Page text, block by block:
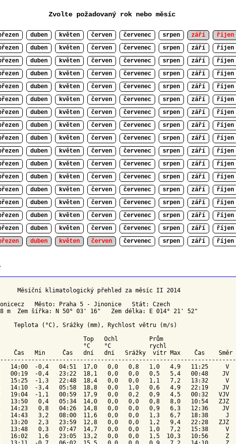
Zvolte požadovaný rok nebo měsíc
duben květen červen červenec srpen září říjen
duben květen červen červenec srpen září říjen
duben květen červen červenec srpen září říjen
duben květen červen červenec srpen září říjen
duben květen červen červenec srpen září říjen
duben květen červen červenec srpen září říjen
duben květen červen červenec srpen září říjen
duben květen červen červenec srpen září říjen
duben květen červen červenec srpen září říjen
duben květen červen červenec srpen září říjen
duben květen červen červenec srpen září říjen
duben květen červen červenec srpen září říjen
duben květen červen červenec srpen září říjen
duben květen červen červenec srpen září říjen
duben květen červen červenec srpen září říjen
duben květen červen červenec srpen září říjen
duben květen červen červenec srpen září říjen
Měsíční klimatologický přehled za měsíc II 2014
Město: Praha 5 - Jinonice   Stát: Czech
m  Zem šířka: N 50° 03' 16"   Zem délka: E 014° 21' 52"
Teplota (°C), Srážky (mm), Rychlost větru (m/s)
Top
Ochl
        Prům
°C    °C
rychl
Čas   Min     Čas   dní   dní   Srážky  vítr Max    Čas Směr
14:00  -0,4   04:51  17,0   0,0   0,8   1,0   4,9   11:25     V
00:19  -0,4   23:22  18,1   0,0   0,0   0,5   5,4   00:48    JV
15:25  -1,3   22:48  18,4   0,0   0,0   1,1   7,2   13:32     V
14:10  -3,4   05:58  18,8   0,0   1,0   0,6   4,9   22:19    JV
19:04  -1,1   00:59  17,9   0,0   0,2   0,9   4,5   00:32   VJV
13:50   0,4   05:34  14,0   0,0   0,0   0,8   8,0   10:54   ZJZ
14:23   0,8   04:26  14,8   0,0   0,0   0,9   6,3   12:36    JV
14:43   3,2   08:00  11,6   0,0   0,0   1,3   6,7   18:38     J
13:20   2,3   23:59  12,8   0,0   0,0   1,2   9,4   22:28   ZJZ
13:48   0,3   07:47  14,7   0,0   0,0   1,0   7,2   15:38     V
16:02   1,6   23:05  13,2   0,0   0,0   1,5  10,3   10:56     Z